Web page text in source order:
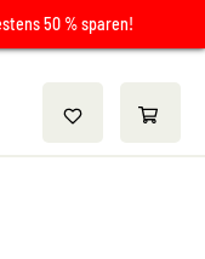
50 % sparen!